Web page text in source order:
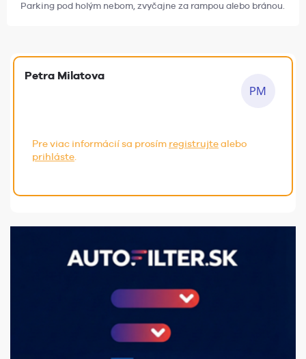
Parking pod holým nebom, zvyčajne za rampou alebo bránou.
Petra Milatova
Pre viac informácií sa prosím registrujtealebo
prihláste